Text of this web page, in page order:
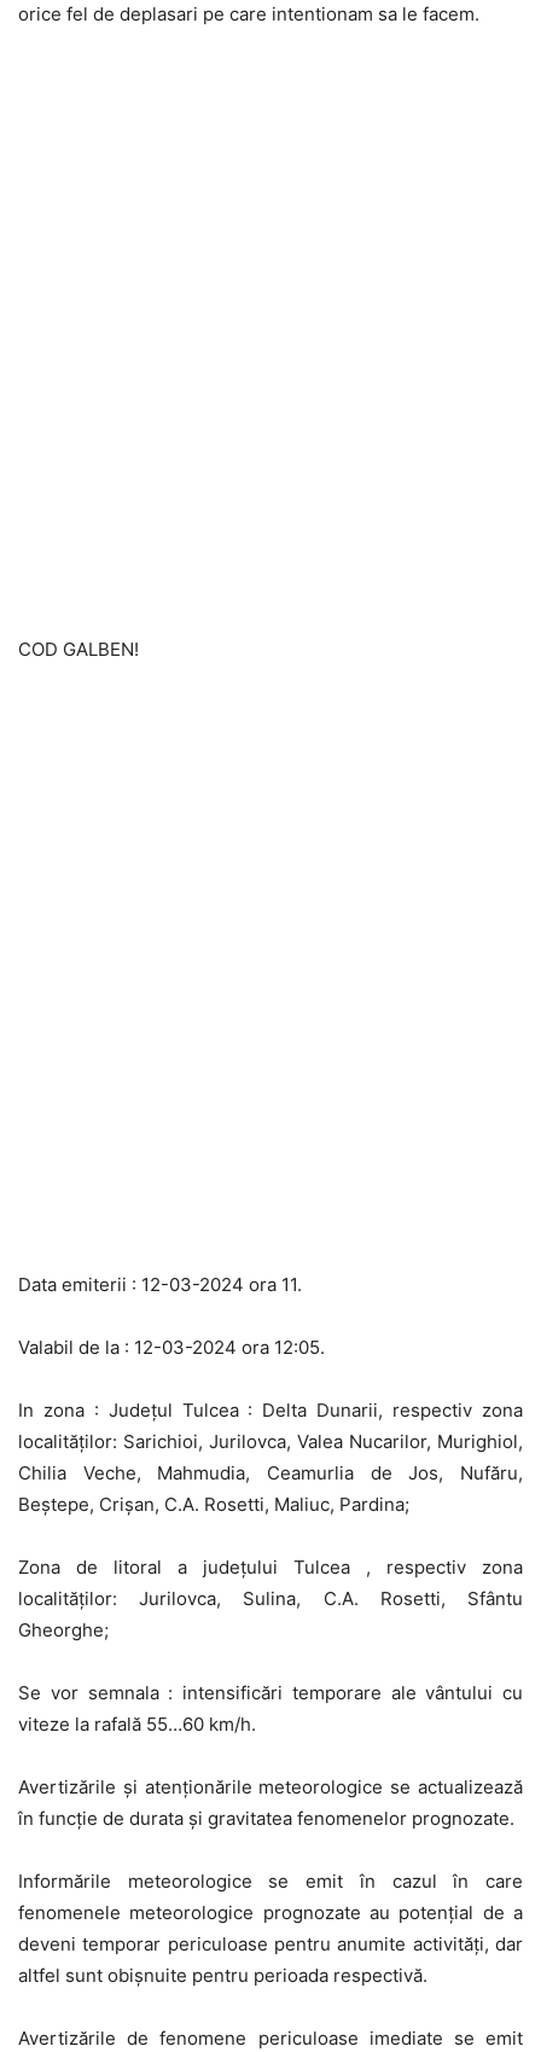
orice fel de deplasari pe care intentionam sa le facem.
COD GALBEN!
Data emiterii : 12-03-2024 ora 11.
Valabil de la : 12-03-2024 ora 12:05.
In zona : Județul Tulcea : Delta Dunarii, respectiv zona
localităților: Sarichioi, Jurilovca, Valea Nucarilor, Murighiol,
Chilia Veche, Mahmudia, Ceamurlia de Jos, Nufăru,
Beștepe, Crișan, C.A. Rosetti, Maliuc, Pardina;
Zona de litoral a județului Tulcea , respectiv zona
localităților: Jurilovca, Sulina, C.A. Rosetti, Sfântu
Gheorghe;
Se vor semnala : intensificări temporare ale vântului cu
viteze la rafală 55…60 km/h.
Avertizările și atenționările meteorologice se actualizează
în funcție de durata și gravitatea fenomenelor prognozate.
Informările meteorologice se emit în cazul în care
fenomenele meteorologice prognozate au potențial de a
deveni temporar periculoase pentru anumite activităţi, dar
altfel sunt obişnuite pentru perioada respectivă.
Avertizările de fenomene periculoase imediate se emit